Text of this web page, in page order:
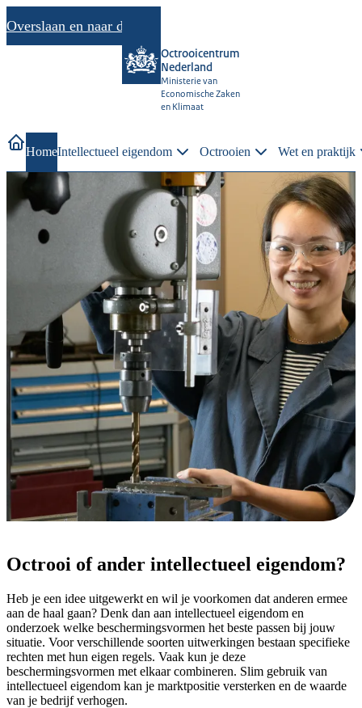
Overslaan en naar de inhoud gaan
Octrooicentrum
Nederland
Ministerie van
Economische Zaken
en Klimaat
HomeIntellectueel eigendom Octrooien Wet en praktijk
idee
Octrooicentrum Nederland
wijst je de weg van idee tot
succesvolle bescherming
Octrooi of ander intellectueel eigendom?
Heb je een idee uitgewerkt en wil je voorkomen dat anderen ermee
aan de haal gaan? Denk dan aan intellectueel eigendom en
onderzoek welke beschermingsvormen het beste passen bij jouw
situatie. Voor verschillende soorten uitwerkingen bestaan specifieke
rechten met hun eigen regels. Vaak kun je deze
beschermingsvormen met elkaar combineren. Slim gebruik van
intellectueel eigendom kan je marktpositie versterken en de waarde
van je bedrijf verhogen.